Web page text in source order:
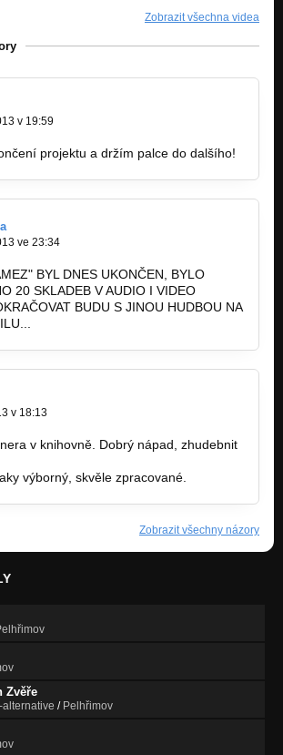
Zobrazit všechna videa
v 19:59
projektu a držím palce do dalšího!
ve 23:34
BYL DNES UKONČEN, BYLO
20 SKLADEB V AUDIO I VIDEO
BUDU S JINOU HUDBOU NA
v 18:13
v knihovně. Dobrý nápad, zhudebnit
výborný, skvěle zpracované.
Zobrazit všechny názory
Zvěře
/ Pelhřimov